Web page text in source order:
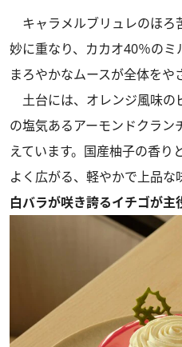
キャラメルブリュレのほろ
妙に重なり、カカオ40％の
まろやかなムースが全体をや
土台には、オレンジ風味の
の塩気あるアーモンドクラ
えています。国産柚子の香
よく広がる、軽やかで上品な
白バラが咲き誇るイチゴが主